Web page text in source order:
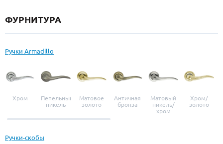
ФУРНИТУРА
Ручки Armadillo
Хром
Пепельный
никель
Матовое
золото
Античная
бронза
Матовый
никель/
хром
Хром/
золото
Ручки-скобы